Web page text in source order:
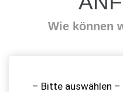
Wie können